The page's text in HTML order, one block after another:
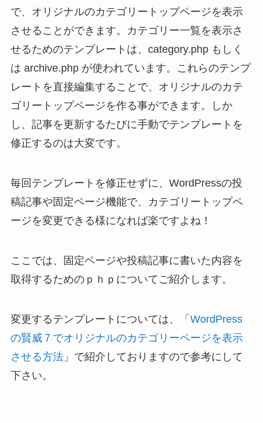
で、オリジナルのカテゴリートップページを表示
させることができます。カテゴリー一覧を表示さ
せるためのテンプレートは、category.php もしく
は archive.php が使われています。これらのテンプ
レートを直接編集することで、オリジナルのカテ
ゴリートップページを作る事ができます。しか
し、記事を更新するたびに手動でテンプレートを
修正するのは大変です。
毎回テンプレートを修正せずに、WordPressの投
稿記事や固定ページ機能で、カテゴリートップペ
ージを変更できる様になれば楽ですよね！
ここでは、固定ページや投稿記事に書いた内容を
取得するためのｐｈｐについてご紹介します。
変更するテンプレートについては、「 WordPress
の賢威７でオリジナルのカテゴリーページを表示
させる方法」で紹介しておりますので参考にして
下さい。